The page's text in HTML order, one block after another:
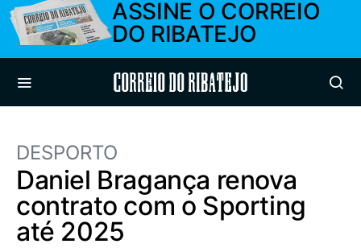
ASSINE O CORREIO
DO RIBATEJO
Correio do Ribatejo
DESPORTO
Daniel Bragança renova
contrato com o Sporting
até 2025